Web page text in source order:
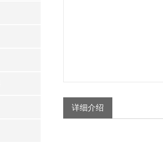
详细介绍